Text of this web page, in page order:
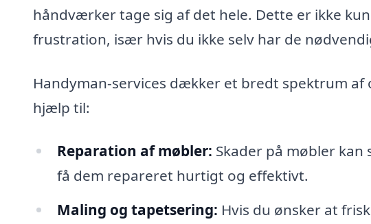
håndværker tage sig af det hele. Dette er ikke
frustration, især hvis du ikke selv har de
Handyman-services dækker et bredt spektrum af
hjælp til:
Reparation af møbler: Skader på møbler kan
få dem repareret hurtigt og effektivt.
Maling og tapetsering: Hvis du ønsker at